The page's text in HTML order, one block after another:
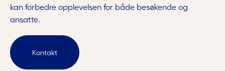
kan forbedre opplevelsen for både besøkende og
ansatte.
Kontakt